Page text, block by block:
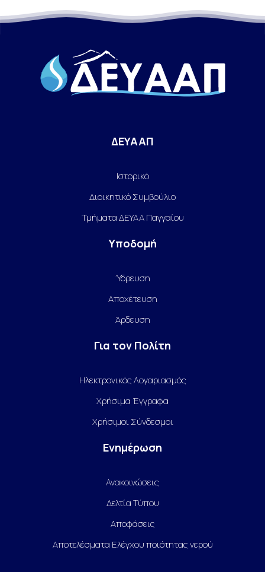
ΔΕΥΑΑΠ
Ιστορικό
Διοικητικό Συμβούλιο
Τμήματα ΔΕΥΑΑ Παγγαίου
Υποδομή
Ύδρευση
Αποχέτευση
Άρδευση
Για τον Πολίτη
Ηλεκτρονικός Λογαριασμός
Χρήσιμα Έγγραφα
Χρήσιμοι Σύνδεσμοι
Ενημέρωση
Ανακοινώσεις
Δελτία Τύπου
Αποφάσεις
Αποτελέσματα Ελέγχου ποιότητας νερού